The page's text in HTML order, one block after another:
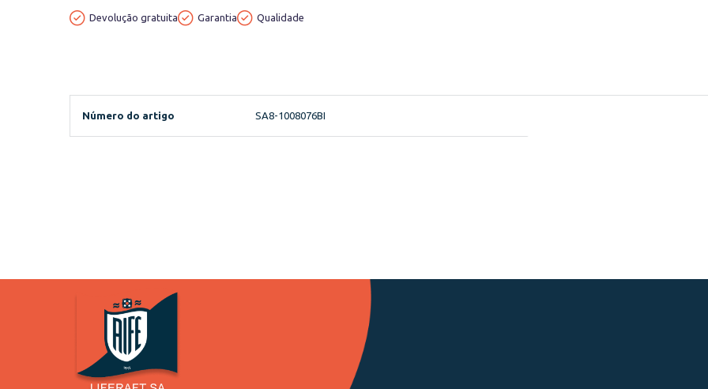
Devolução gratuita Garantia Qualidade
Número do artigo SA8-1008076BI